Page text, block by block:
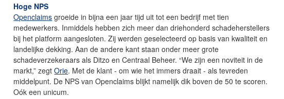
Hoge NPS
Openclaims groeide in bijna een jaar tijd uit tot een bedrijf met tien
medewerkers. Inmiddels hebben zich meer dan driehonderd schadeherstellers
bij het platform aangesloten. Zij werden geselecteerd op basis van kwaliteit en
landelijke dekking. Aan de andere kant staan onder meer grote
schadeverzekeraars als Ditzo en Centraal Beheer. “We zijn een noviteit in de
markt,” zegtOrie. Met de klant - om wie het immers draait - als tevreden
middelpunt. De NPS van Openclaims blijkt namelijk dik boven de 50 te scoren.
Oók een unicum.